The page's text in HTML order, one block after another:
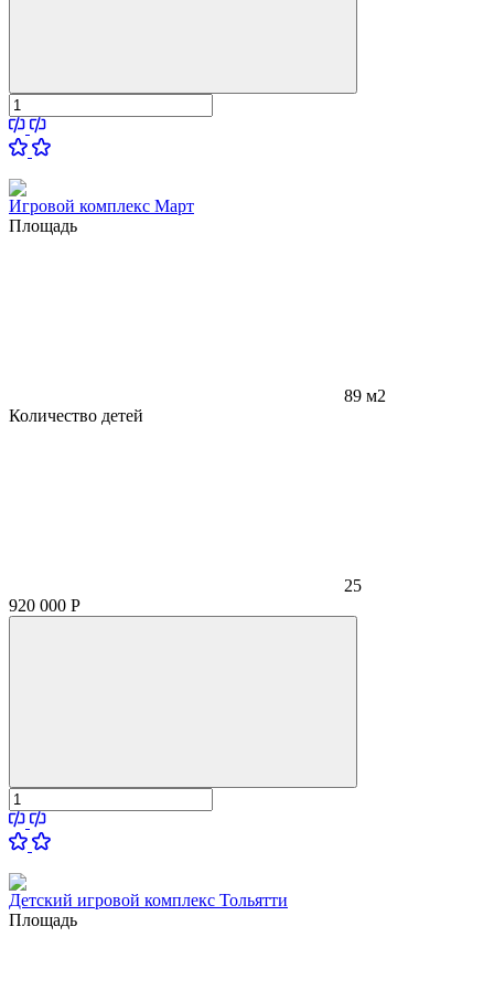
Игровой комплекс Март
Площадь
89 м2
Количество детей
25
920 000 Р
Детский игровой комплекс Тольятти
Площадь